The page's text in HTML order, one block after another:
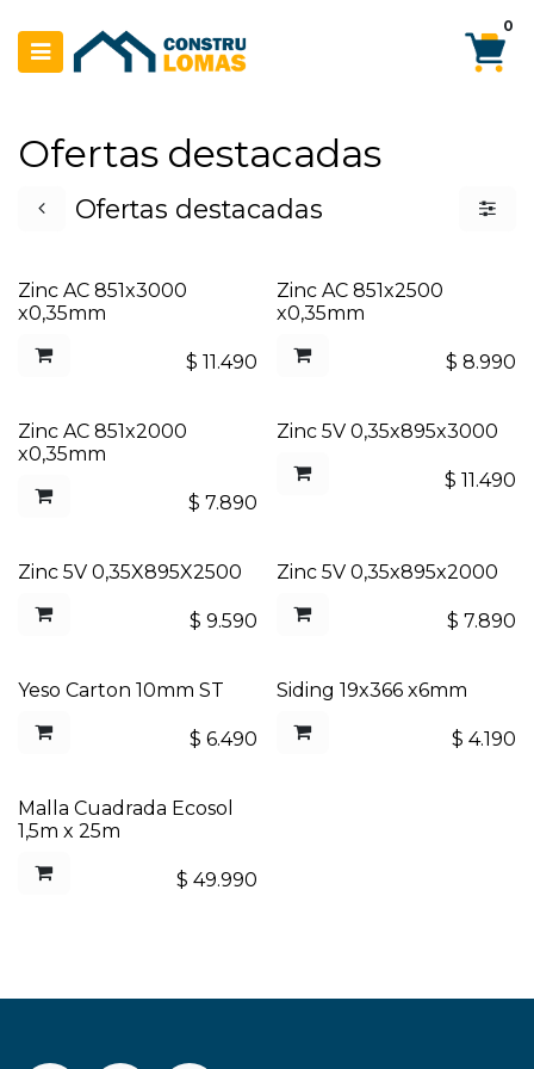
0
Ofertas destacadas
Ofertas destacadas
Zinc AC 851x3000
x0,35mm
$ 11.490
Zinc AC 851x2500
x0,35mm
$ 8.990
Zinc AC 851x2000
x0,35mm
$ 7.890
Zinc 5V 0,35x895x3000
$ 11.490
Zinc 5V 0,35X895X2500
$ 9.590
Zinc 5V 0,35x895x2000
$ 7.890
Yeso Carton 10mm ST
$ 6.490
Siding 19x366 x6mm
$ 4.190
Malla Cuadrada Ecosol
1,5m x 25m
$ 49.990